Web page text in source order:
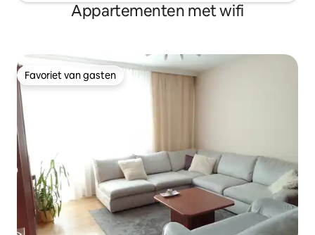
Appartementen met wifi
Favoriet van gasten
Favoriet van gasten